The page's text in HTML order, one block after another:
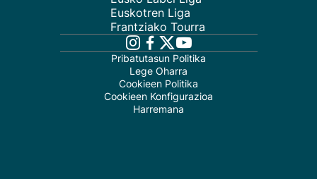
Euskotren Liga
Frantziako Tourra
Pribatutasun Politika
Lege Oharra
Cookieen Politika
Cookieen Konfigurazioa
Harremana